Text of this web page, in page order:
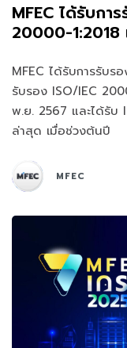
MFEC ได้รับกา
20000-1:2018
MFEC ได้รับการรับร
รับรอง ISO/IEC
พ.ย. 2567 และได้รับ
ล่าสุด เมื่อช่วงต้นปี
MFEC